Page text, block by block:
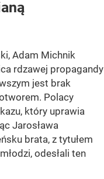
Adam Michnik
rdzawej propagandy
jest brak
Polacy
który uprawia
Jarosława
brata, z tytułem
odesłali ten